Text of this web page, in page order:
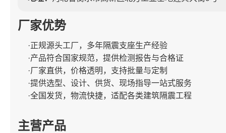
厂家优势
·正规源头工厂，多年隔震支座生产经验
·产品符合国家规范，提供检测报告与合格证
·厂家直供，价格透明，支持批量与定制
·提供选型、设计、供货、现场指导一站式服务
·全国发货，物流快捷，适配各类建筑隔震工程
主营产品